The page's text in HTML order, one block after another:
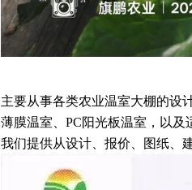
主要从事各类农业温室大棚的设
薄膜温室、PC阳光板温室，以及
我们提供从设计、报价、图纸、